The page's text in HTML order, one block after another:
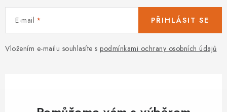
E-mail
Vložením e-mailu souhlasíte s podmínkami ochrany osobních údajů
PŘIHLÁSIT SE